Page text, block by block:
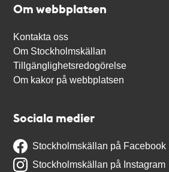
Om webbplatsen
Kontakta oss
Om Stockholmskällan
Tillgänglighetsredogörelse
Om kakor på webbplatsen
Sociala medier
Stockholmskällan på Facebook
Stockholmskällan på Instagram